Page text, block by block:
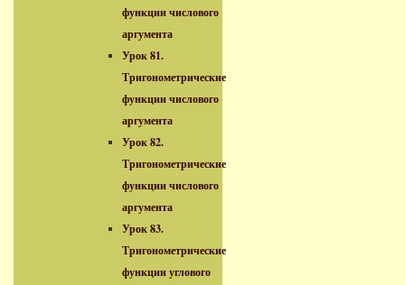
функции числового
аргумента
Урок 81.
Тригонометрические
функции числового
аргумента
Урок 82.
Тригонометрические
функции числового
аргумента
Урок 83.
Тригонометрические
функции углового